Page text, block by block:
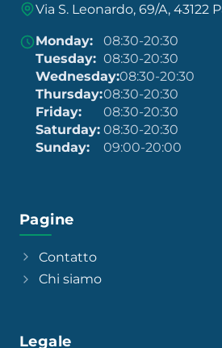
Via S. Leonardo, 69/A, 43122
Monday:
08:30-20:30
Tuesday: 08:30-20:30
Wednesday:08:30-20:30
Thursday:08:30-20:30
Friday:
08:30-20:30
Saturday: 08:30-20:30
Sunday:
09:00-20:00
Pagine
Contatto
Chi siamo
Legale